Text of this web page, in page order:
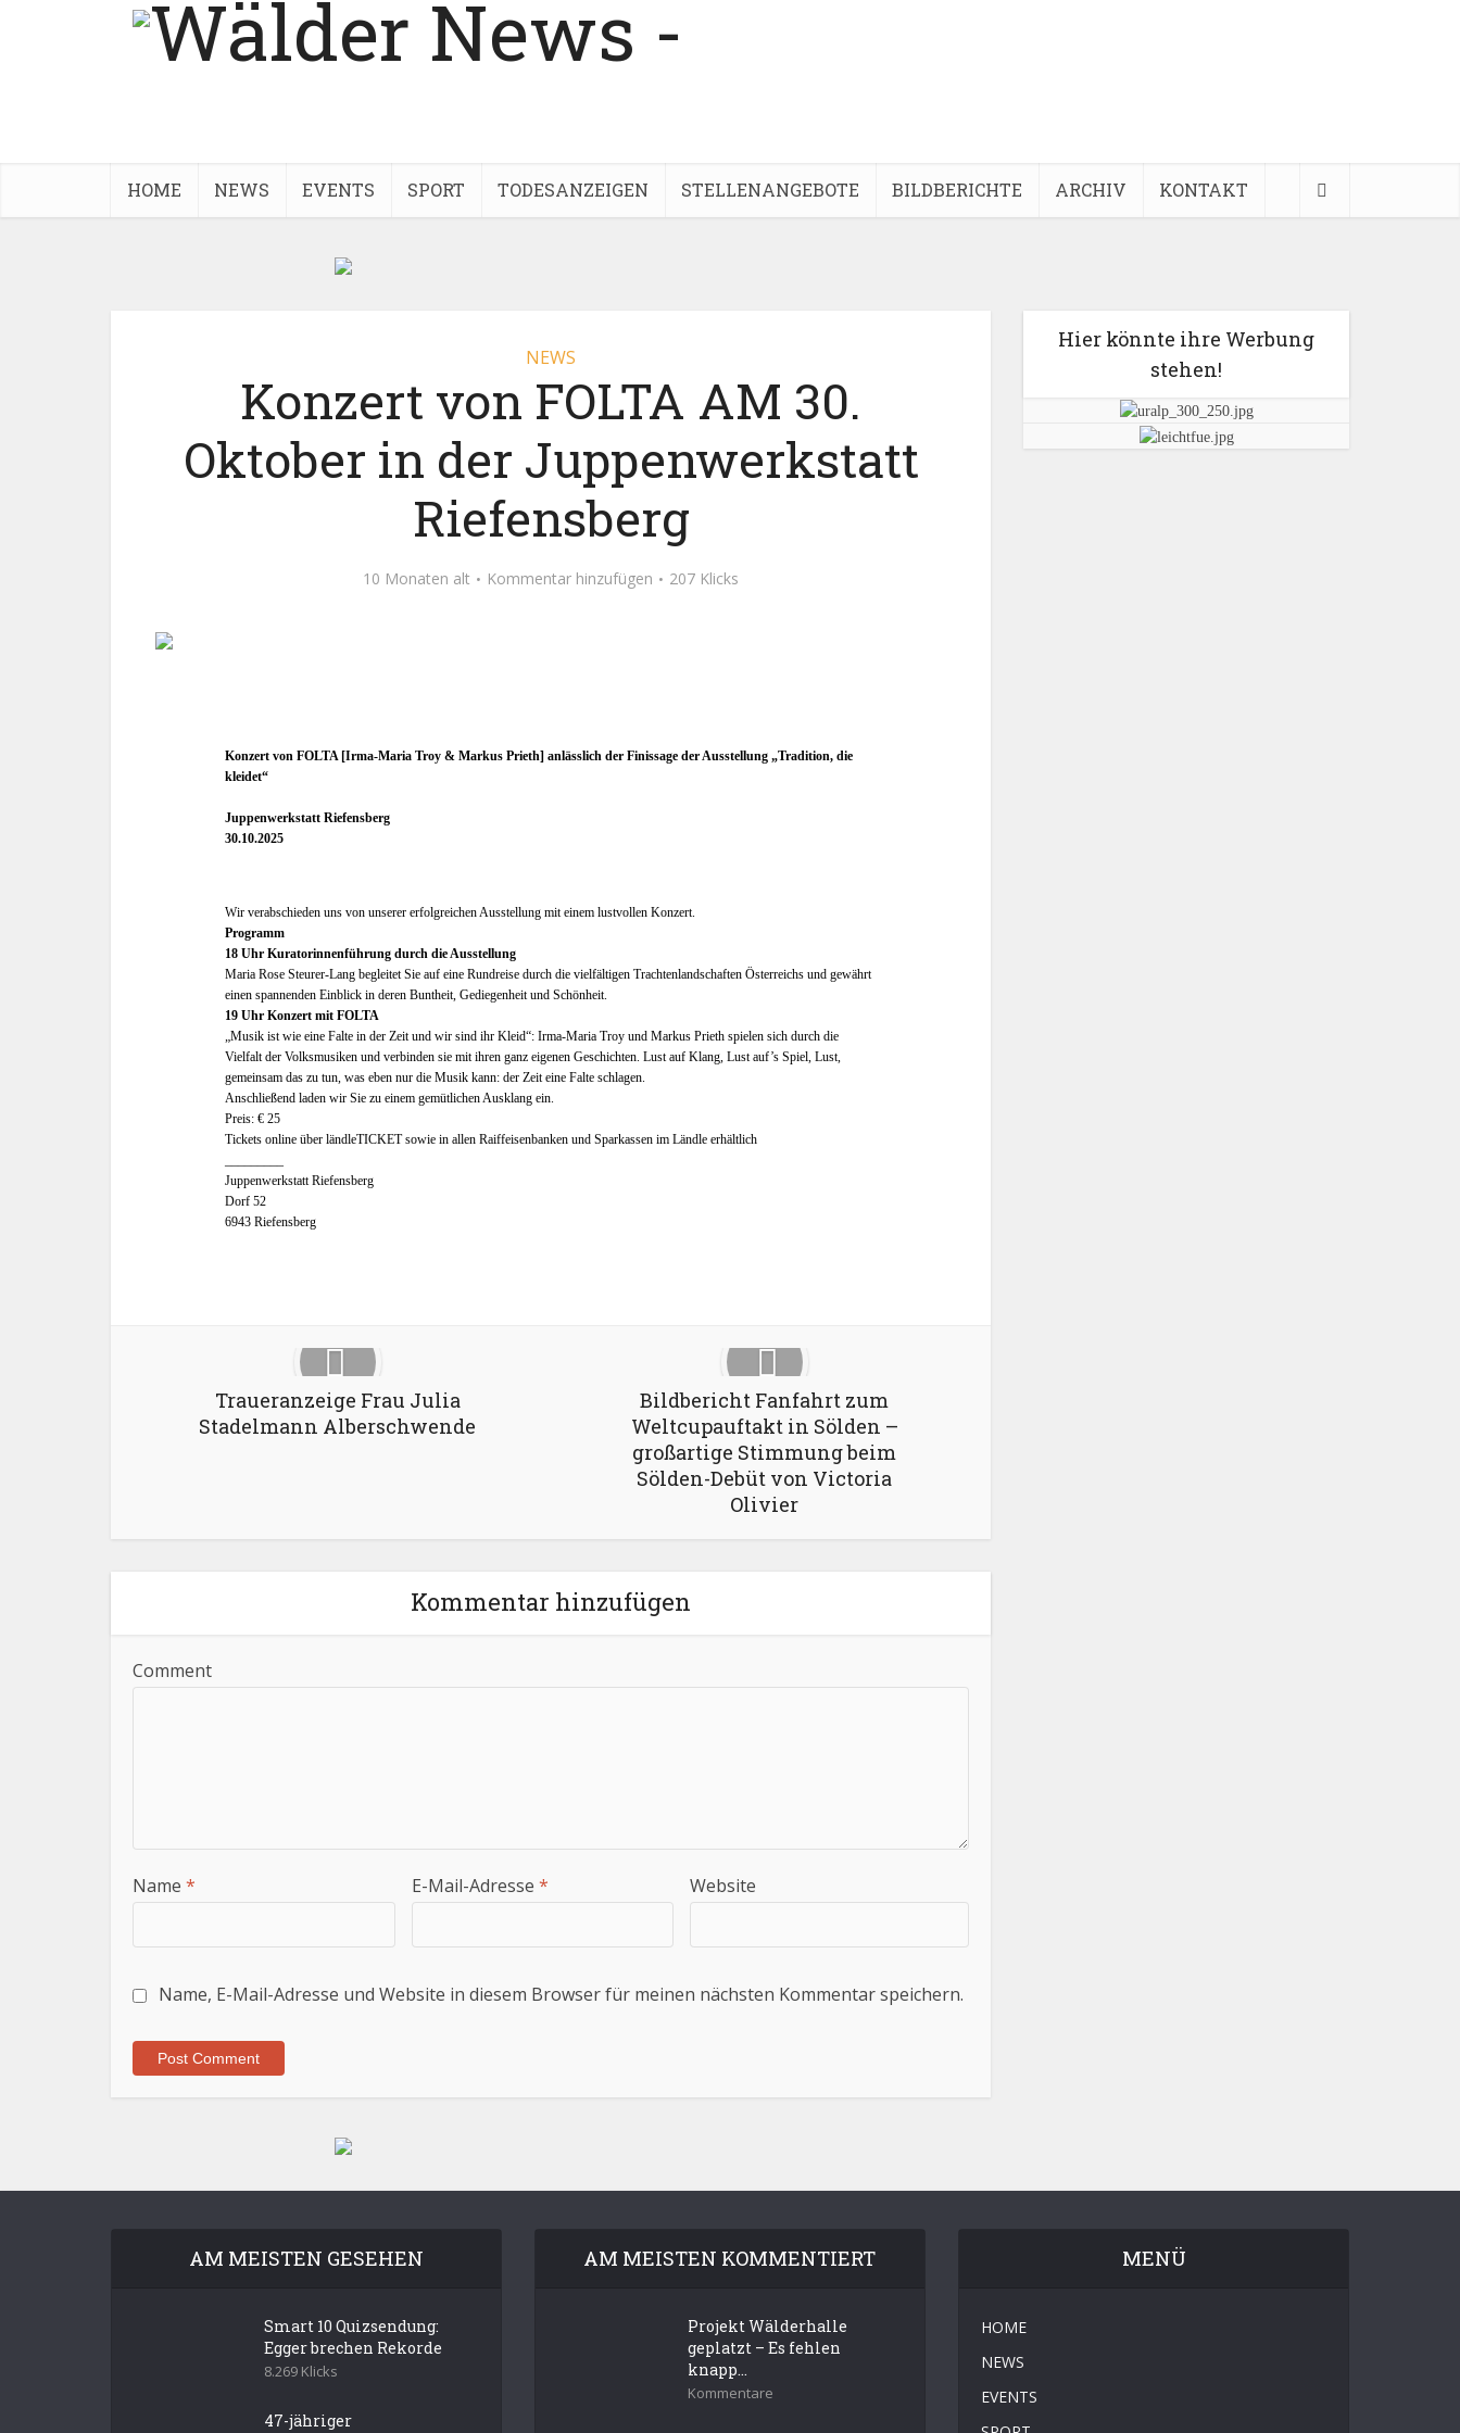
HOME NEWS EVENTS SPORT TODESANZEIGEN STELLENANGEBOTE BILDBERICHTE ARCHIV KONTAKT
NEWS
Konzert von FOLTA AM 30.
Oktober in der Juppenwerkstatt
Riefensberg
10 Monaten alt Kommentar hinzufügen 207 Klicks
Konzert von FOLTA [Irma-Maria Troy & Markus Prieth] anlässlich der Finissage der Ausstellung „Tradition, die
kleidet“
Juppenwerkstatt Riefensberg
30.10.2025
Wir verabschieden uns von unserer erfolgreichen Ausstellung mit einem lustvollen Konzert.
Programm
18 Uhr Kuratorinnenführung durch die Ausstellung
Maria Rose Steurer-Lang begleitet Sie auf eine Rundreise durch die vielfältigen Trachtenlandschaften Österreichs und gewährt
einen spannenden Einblick in deren Buntheit, Gediegenheit und Schönheit.
19 Uhr Konzert mit FOLTA
„Musik ist wie eine Falte in der Zeit und wir sind ihr Kleid“: Irma-Maria Troy und Markus Prieth spielen sich durch die
Vielfalt der Volksmusiken und verbinden sie mit ihren ganz eigenen Geschichten. Lust auf Klang, Lust auf’s Spiel, Lust,
gemeinsam das zu tun, was eben nur die Musik kann: der Zeit eine Falte schlagen.
Anschließend laden wir Sie zu einem gemütlichen Ausklang ein.
Preis: € 25
Tickets online über ländleTICKET sowie in allen Raiffeisenbanken und Sparkassen im Ländle erhältlich
Juppenwerkstatt Riefensberg
Dorf 52
6943 Riefensberg
Traueranzeige Frau Julia
Stadelmann Alberschwende
Bildbericht Fanfahrt zum
Weltcupauftakt in Sölden –
großartige Stimmung beim
Sölden-Debüt von Victoria
Olivier
Kommentar hinzufügen
Comment
Name * E-Mail-Adresse * Website
Name, E-Mail-Adresse und Website in diesem Browser für meinen nächsten Kommentar speichern.
Hier könnte ihre Werbung
stehen!
AM MEISTEN GESEHEN
Smart 10 Quizsendung:
Egger brechen Rekorde
8.269 Klicks
47-jähriger
AM MEISTEN KOMMENTIERT
Projekt Wälderhalle
geplatzt – Es fehlen
knapp...
Kommentare
MENÜ
HOME
NEWS
EVENTS